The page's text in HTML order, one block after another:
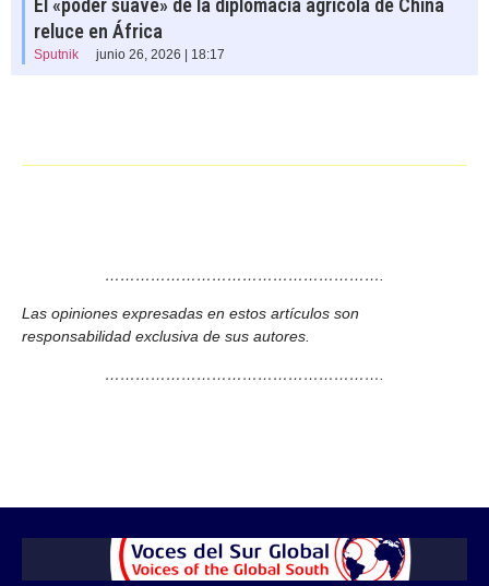
reluce en África
Sputnik junio 26, 2026 | 18:17
……………………………………………….
Las opiniones expresadas en estos artículos son
responsabilidad exclusiva de sus autores.
……………………………………………….